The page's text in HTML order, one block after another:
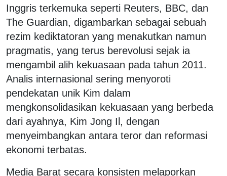
Inggris terkemuka seperti Reuters, BBC, dan
The Guardian, digambarkan sebagai sebuah
rezim kediktatoran yang menakutkan namun
pragmatis, yang terus berevolusi sejak ia
mengambil alih kekuasaan pada tahun 2011.
Analis internasional sering menyoroti
pendekatan unik Kim dalam
mengkonsolidasikan kekuasaan yang berbeda
dari ayahnya, Kim Jong Il, dengan
menyeimbangkan antara teror dan reformasi
ekonomi terbatas.
Media Barat secara konsisten melaporkan